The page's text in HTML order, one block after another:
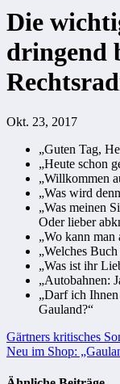
Die
dringend
Okt. 23, 2017
„Guten Tag,
„Heute schon
„Willkommen
„Was wird
„Was meinen
Oder lieber
„Wo kann man
„Welches
„Was ist ihr
„Autobahnen:
„Darf ich
Gauland?“
Gärtners kritisches
Neu im Shop: